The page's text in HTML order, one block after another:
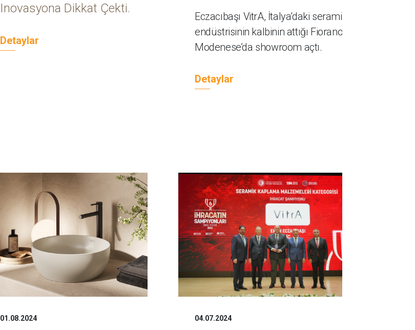
Inovasyona Dikkat Çekti.
Detaylar
Eczacıbaşı VitrA, İtalya’daki seramik
endüstrisinin kalbinin attığı Fiorano
Modenese’da showroom açtı.
Detaylar
01.08.2024 04.07.2024